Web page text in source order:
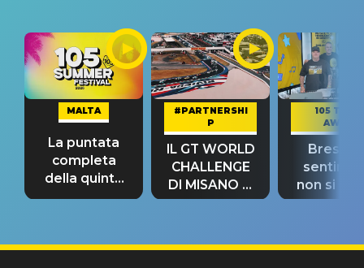
MALTA
La puntata
completa
della quinta
tappa
#PARTNERSHI
P
IL GT WORLD
CHALLENGE
DI MISANO si
riconferma
105 TAKE
AWAY
Bresh:
non si
fino alla